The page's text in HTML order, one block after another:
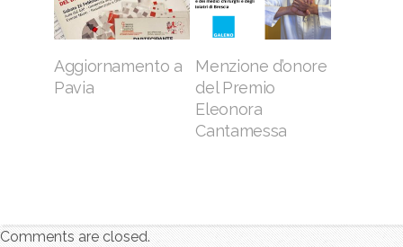
Aggiornamento a
Pavia
Menzione d’onore
del Premio
Eleonora
Cantamessa
Comments are closed.